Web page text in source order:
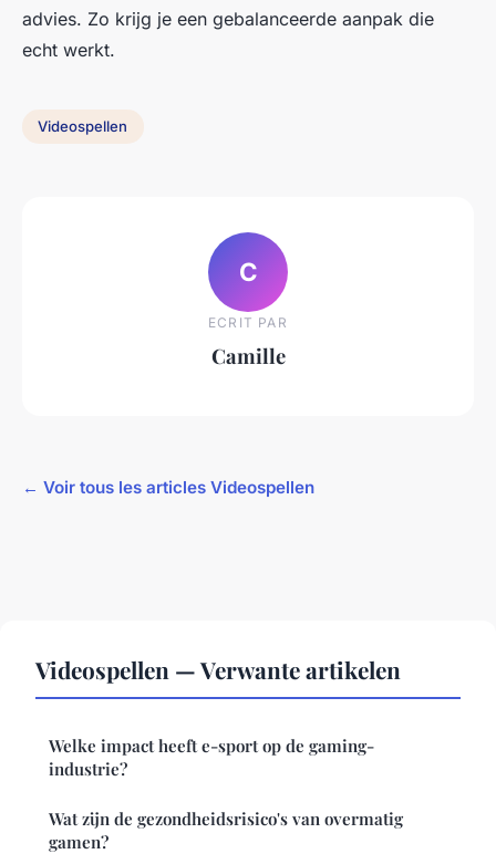
advies. Zo krijg je een gebalanceerde aanpak die
echt werkt.
Videospellen
C
ECRIT PAR
Camille
← Voir tous les articles Videospellen
Videospellen — Verwante artikelen
Welke impact heeft e-sport op de gaming-
industrie?
Wat zijn de gezondheidsrisico's van overmatig
gamen?